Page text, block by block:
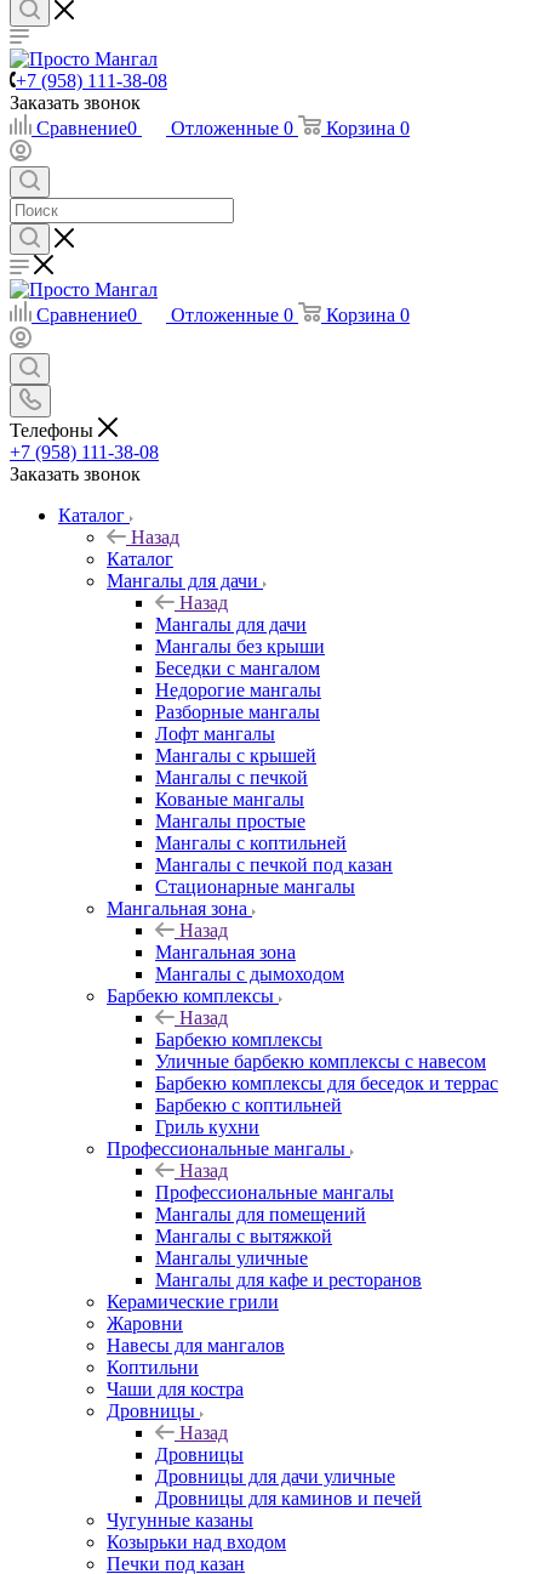
+7 (958) 111-38-08
Заказать звонок
Сравнение0 Отложенные 0 Корзина 0
Сравнение0 Отложенные 0 Корзина 0
Телефоны
+7 (958) 111-38-08
Заказать звонок
Каталог
Назад
Каталог
Мангалы для дачи
Назад
Мангалы для дачи
Мангалы без крыши
Беседки с мангалом
Недорогие мангалы
Разборные мангалы
Лофт мангалы
Мангалы с крышей
Мангалы с печкой
Кованые мангалы
Мангалы простые
Мангалы с коптильней
Мангалы с печкой под казан
Стационарные мангалы
Мангальная зона
Назад
Мангальная зона
Мангалы с дымоходом
Барбекю комплексы
Назад
Барбекю комплексы
Уличные барбекю комплексы с навесом
Барбекю комплексы для беседок и террас
Барбекю с коптильней
Гриль кухни
Профессиональные мангалы
Назад
Профессиональные мангалы
Мангалы для помещений
Мангалы с вытяжкой
Мангалы уличные
Мангалы для кафе и ресторанов
Керамические грили
Жаровни
Навесы для мангалов
Коптильни
Чаши для костра
Дровницы
Назад
Дровницы
Дровницы для дачи уличные
Дровницы для каминов и печей
Чугунные казаны
Козырьки над входом
Печки под казан